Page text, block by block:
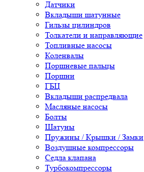
Датчики
Вкладыши шатунные
Гильзы цилиндров
Толкатели и направляющие
Топливные насосы
Коленвалы
Поршневые пальцы
Поршни
ГБЦ
Вкладыши распредвала
Масляные насосы
Болты
Шатуны
Пружины / Крышки / Замки
Воздушные компрессоры
Седла клапана
Турбокомпрессоры